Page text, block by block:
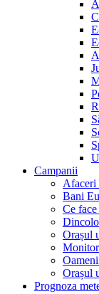
Campanii
Afaceri
Bani
Ce
Orașul
Orașul
Prognoza